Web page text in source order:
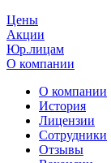
Цены
Акции
Юр.лицам
О компании
О компании
История
Лицензии
Сотрудники
Отзывы